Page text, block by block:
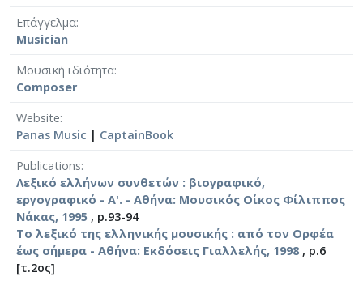
Επάγγελμα
Musician
Μουσική ιδιότητα
Composer
Website
Panas Music | CaptainBook
Publications
Λεξικό ελλήνων συνθετών : βιογραφικό,
εργογραφικό - A'. - Αθήνα: Μουσικός Οίκος Φίλιππος
Νάκας, 1995 , p.93-94
Το λεξικό της ελληνικής μουσικής : από τον Ορφέα
έως σήμερα - Αθήνα: Εκδόσεις Γιαλλελής, 1998 , p.6
[τ.2ος]